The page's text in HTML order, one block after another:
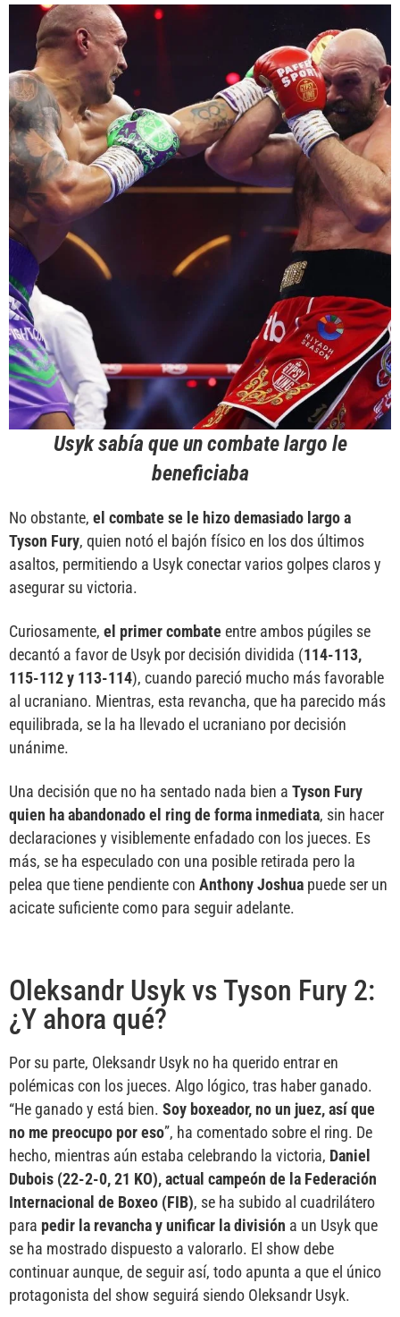
Usyk sabía que un combate largo le
beneficiaba
No obstante, el combate se le hizo demasiado largo a
Tyson Fury, quien notó el bajón físico en los dos últimos
asaltos, permitiendo a Usyk conectar varios golpes claros y
asegurar su victoria.
Curiosamente, el primer combate entre ambos púgiles se
decantó a favor de Usyk por decisión dividida (114-113,
115-112 y 113-114), cuando pareció mucho más favorable
al ucraniano. Mientras, esta revancha, que ha parecido más
equilibrada, se la ha llevado el ucraniano por decisión
unánime.
Una decisión que no ha sentado nada bien a Tyson Fury
quien ha abandonado el ring de forma inmediata, sin hacer
declaraciones y visiblemente enfadado con los jueces. Es
más, se ha especulado con una posible retirada pero la
pelea que tiene pendiente con Anthony Joshua puede ser un
acicate suficiente como para seguir adelante.
Oleksandr Usyk vs Tyson Fury 2:
¿Y ahora qué?
Por su parte, Oleksandr Usyk no ha querido entrar en
polémicas con los jueces. Algo lógico, tras haber ganado.
“He ganado y está bien. Soy boxeador, no un juez, así que
no me preocupo por eso”, ha comentado sobre el ring. De
hecho, mientras aún estaba celebrando la victoria, Daniel
Dubois (22-2-0, 21 KO), actual campeón de la Federación
Internacional de Boxeo (FIB), se ha subido al cuadrilátero
para pedir la revancha y unificar la división a un Usyk que
se ha mostrado dispuesto a valorarlo. El show debe
continuar aunque, de seguir así, todo apunta a que el único
protagonista del show seguirá siendo Oleksandr Usyk.